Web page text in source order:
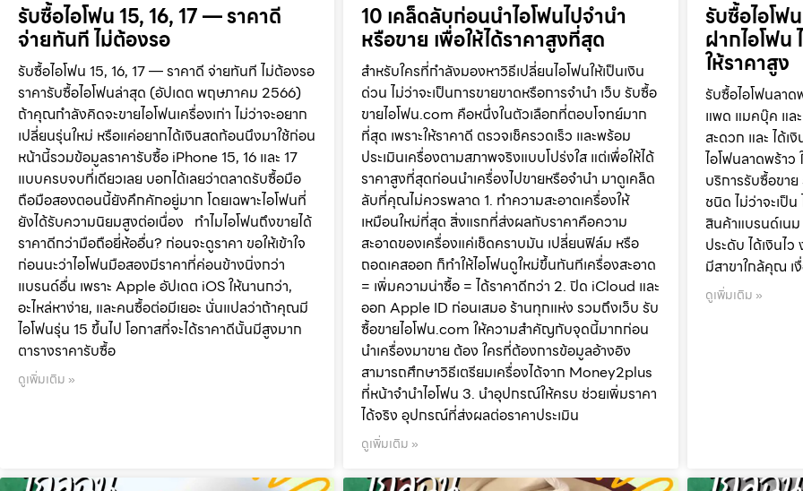
รับซื้อไอโฟน 15, 16, 17 — ราคาดี
จ่ายทันที ไม่ต้องรอ
รับซื้อไอโฟน 15, 16, 17 — ราคาดี จ่ายทันที ไม่ต้องรอ
ราคารับซื้อไอโฟนล่าสุด (อัปเดต พฤษภาคม 2566)
ถ้าคุณกำลังคิดจะขายไอโฟนเครื่องเก่า ไม่ว่าจะอยาก
เปลี่ยนรุ่นใหม่ หรือแค่อยากได้เงินสดก้อนนึงมาใช้ก่อน
หน้านี้รวมข้อมูลราคารับซื้อ iPhone 15, 16 และ 17
แบบครบจบที่เดียวเลย บอกได้เลยว่าตลาดรับซื้อมือ
ถือมือสองตอนนี้ยังคึกคักอยู่มาก โดยเฉพาะไอโฟนที่
ยังได้รับความนิยมสูงต่อเนื่อง ทำไมไอโฟนถึงขายได้
ราคาดีกว่ามือถือยี่ห้ออื่น? ก่อนจะดูราคา ขอให้เข้าใจ
ก่อนนะว่าไอโฟนมือสองมีราคาที่ค่อนข้างนิ่งกว่า
แบรนด์อื่น เพราะ Apple อัปเดต iOS ให้นานกว่า,
อะไหล่หาง่าย, และคนซื้อต่อมีเยอะ นั่นแปลว่าถ้าคุณมี
ไอโฟนรุ่น 15 ขึ้นไป โอกาสที่จะได้ราคาดีนั้นมีสูงมาก
ตารางราคารับซื้อ
ดูเพิ่มเติม »
10 เคล็ดลับก่อนนำไอโฟนไปจำนำ
หรือขาย เพื่อให้ได้ราคาสูงที่สุด
สำหรับใครที่กำลังมองหาวิธีเปลี่ยนไอโฟนให้เป็นเงิน
ด่วน ไม่ว่าจะเป็นการขายขาดหรือการจำนำ เว็บ รับซื้อ
ขายไอโฟน.com คือหนึ่งในตัวเลือกที่ตอบโจทย์มาก
ที่สุด เพราะให้ราคาดี ตรวจเช็ครวดเร็ว และพร้อม
ประเมินเครื่องตามสภาพจริงแบบโปร่งใส แต่เพื่อให้ได้
ราคาสูงที่สุดก่อนนำเครื่องไปขายหรือจำนำ มาดูเคล็ด
ลับที่คุณไม่ควรพลาด 1. ทำความสะอาดเครื่องให้
เหมือนใหม่ที่สุด สิ่งแรกที่ส่งผลกับราคาคือความ
สะอาดของเครื่องแค่เช็ดคราบมัน เปลี่ยนฟิล์ม หรือ
ถอดเคสออก ก็ทำให้ไอโฟนดูใหม่ขึ้นทันทีเครื่องสะอาด
= เพิ่มความน่าซื้อ = ได้ราคาดีกว่า 2. ปิด iCloud และ
ออก Apple ID ก่อนเสมอ ร้านทุกแห่ง รวมถึงเว็บ รับ
ซื้อขายไอโฟน.com ให้ความสำคัญกับจุดนี้มากก่อน
นำเครื่องมาขาย ต้อง ใครที่ต้องการข้อมูลอ้างอิง
สามารถศึกษาวิธีเตรียมเครื่องได้จาก Money2plus
ที่หน้าจำนำไอโฟน 3. นำอุปกรณ์ให้ครบ ช่วยเพิ่มราคา
ได้จริง อุปกรณ์ที่ส่งผลต่อราคาประเมิน
ดูเพิ่มเติม »
รับซื้อไอโฟ
ฝากไอโฟน
ให้ราคาสูง
รับซื้อไอโฟนลาด
แพด แมคบุ๊ค แล
สะดวก และ ได้เ
ไอโฟนลาดพร้าว
บริการรับซื้อขา
ชนิด ไม่ว่าจะเป็
สินค้าแบรนด์เน
ประดับ ได้เงินไว
มีสาขาใกล้คุณ เ
ดูเพิ่มเติม »